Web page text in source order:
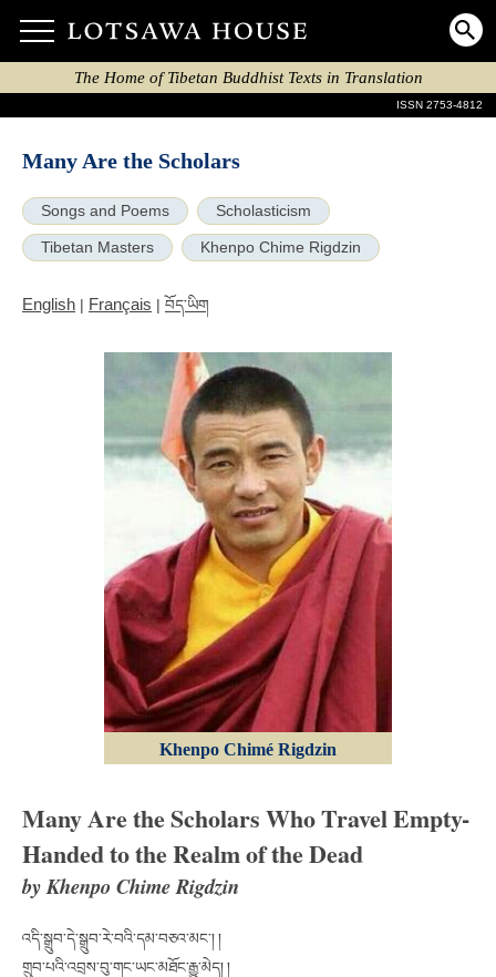
The Home of Tibetan Buddhist Texts in Translation
ISSN 2753-4812
Many Are the Scholars
Songs and Poems Scholasticism
Tibetan Masters Khenpo Chime Rigdzin
English | Français | བོད་ཡིག
Khenpo Chimé Rigdzin
Many Are the Scholars Who Travel Empty-
Handed to the Realm of the Dead
by Khenpo Chime Rigdzin
འདི་སྒྲུབ་དེ་སྒྲུབ་རེ་བའི་དམ་བཅའ་མང་། །
གྲུབ་པའི་འབྲས་བུ་གང་ཡང་མཐོང་རྒྱུ་མེད། །